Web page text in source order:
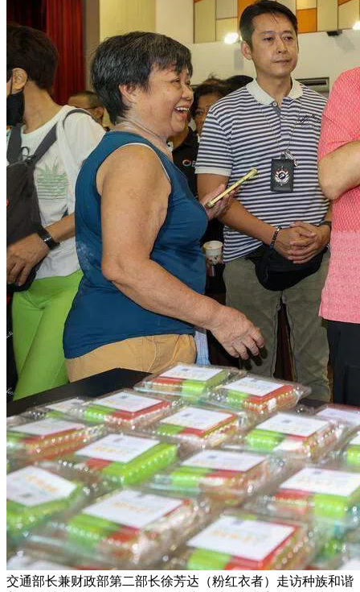
交通部长兼财政部第二部长徐芳达（粉红衣者）走访种族和谐